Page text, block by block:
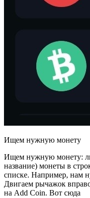
Ищем нужную монету
Ищем нужную монету:
название) монеты в
списке. Например, нам
Двигаем рычажок
на Add Coin. Вот сюда